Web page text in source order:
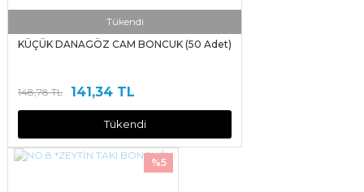
Tükendi
KÜÇÜK DANAGÖZ CAM BONCUK (50 Adet)
148,78 TL 141,34 TL
Tükendi
%5